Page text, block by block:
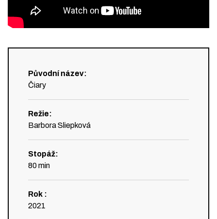
Původní název:
Čiary
Režie:
Barbora Sliepková
Stopáž:
80min
Rok :
2021